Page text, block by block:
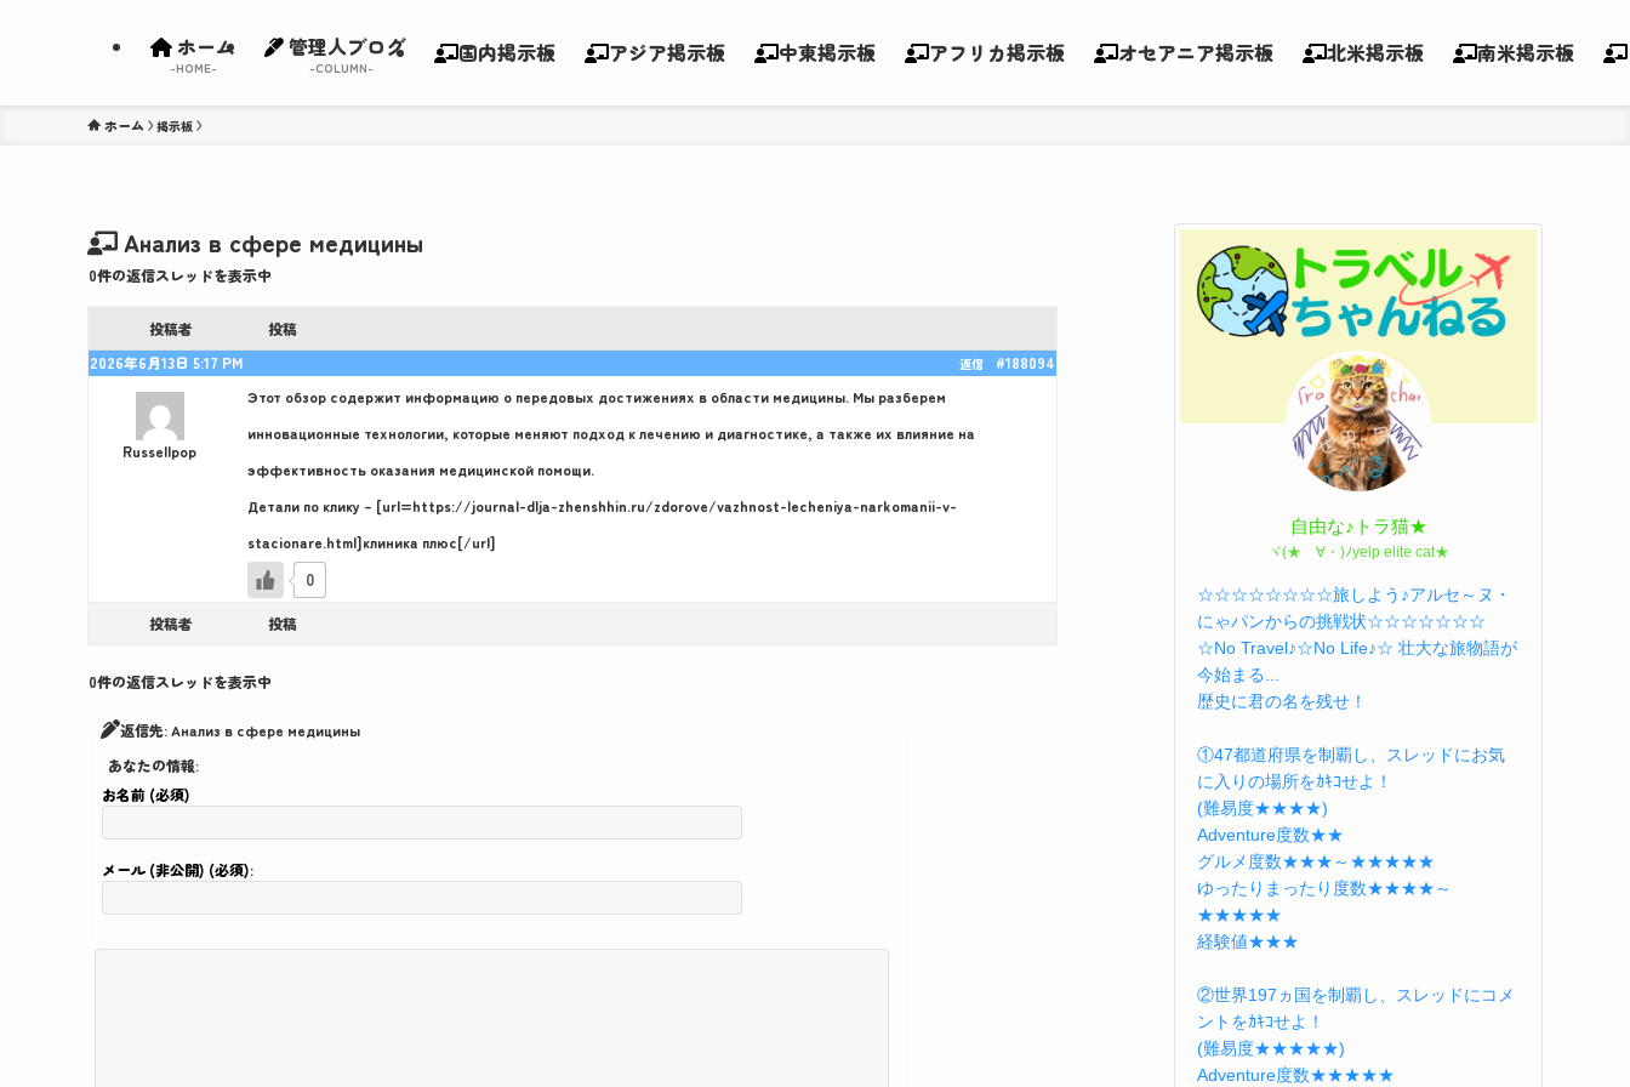
ホーム
-HOME-
管理人ブログ
-COLUMN-
国内掲示板 アジア掲示板 中東掲示板 アフリカ掲示板 オセアニア掲示板 北米掲示板 南米掲示板
ホーム
Анализ в сфере медицины
0件の返信スレッドを表示中
投稿者
投稿
2026年6月13日 5:17 PM
#188094
返信
Russellpop
Этот обзор содержит информацию о передовых достижениях в области медицины. Мы разберем
инновационные технологии, которые меняют подход к лечению и диагностике, а также их влияние на
эффективность оказания медицинской помощи.
Детали по клику – [url=https://journal-dlja-zhenshhin.ru/zdorove/vazhnost-lecheniya-narkomanii-v-
stacionare.html]клиника плюс[/url]
0
投稿者 投稿
0件の返信スレッドを表示中
返信先: Анализ в сфере медицины
あなたの情報:
お名前 (必須)
メール (非公開) (必須):
自由な♪トラ猫★
ヾ(★ゝ∀・)ﾉyelp elite cat★
☆☆☆☆☆☆☆☆旅しよう♪アルセ～ヌ・
にゃパンからの挑戦状☆☆☆☆☆☆☆
☆No Travel♪☆No Life♪☆ 壮大な旅物語が
今始まる...
歴史に君の名を残せ！
①47都道府県を制覇し、スレッドにお気
に入りの場所をｶｷｺせよ！
(難易度★★★★)
Adventure度数★★
グルメ度数★★★～★★★★★
ゆったりまったり度数★★★★～
★★★★★
経験値★★★
②世界197ヵ国を制覇し、スレッドにコメ
ントをｶｷｺせよ！
(難易度★★★★★)
Adventure度数★★★★★